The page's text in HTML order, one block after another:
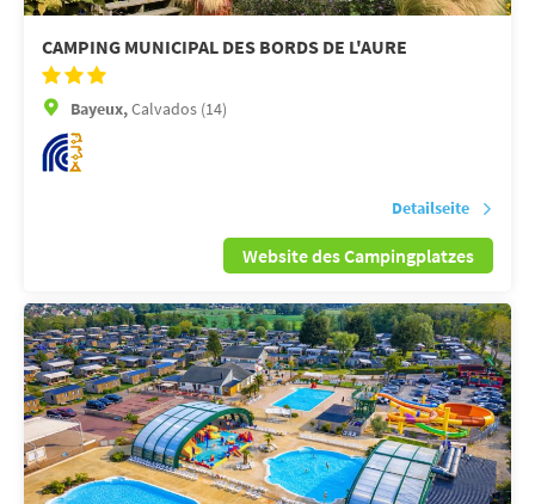
CAMPING MUNICIPAL DES BORDS DE L'AURE
Bayeux,Calvados (14)
Detailseite
Website des Campingplatzes